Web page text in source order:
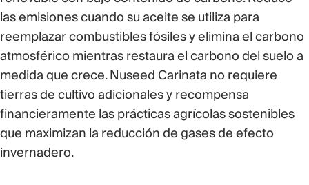
las emisiones cuando su aceite se utiliza para
reemplazar combustibles fósiles y elimina el carbono
atmosférico mientras restaura el carbono del suelo a
medida que crece. Nuseed Carinata no requiere
tierras de cultivo adicionales y recompensa
financieramente las prácticas agrícolas sostenibles
que maximizan la reducción de gases de efecto
invernadero.